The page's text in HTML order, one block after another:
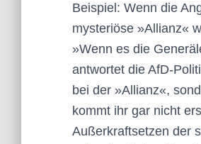
Beispiel: Wenn die
mysteriöse »Allianz«
»Wenn es die
antwortet die AfD-
bei der »Allianz«,
kommt ihr gar nicht
Außerkraftsetzen der